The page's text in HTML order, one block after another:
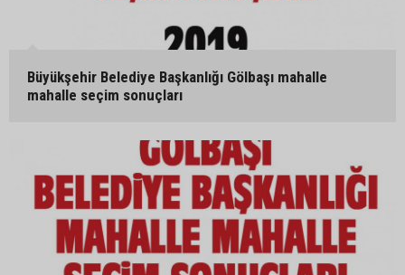
Büyükşehir Belediye Başkanlığı Gölbaşı mahalle
mahalle seçim sonuçları